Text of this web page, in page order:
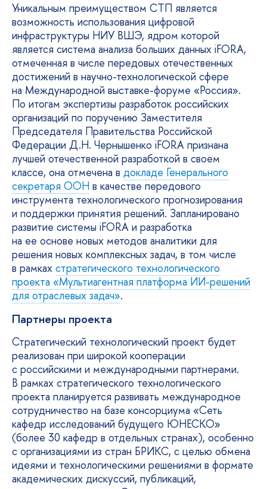
Уникальным преимуществом СТП является
возможность использования цифровой
инфраструктуры НИУ ВШЭ, ядром которой
является система анализа больших данных iFORA,
отмеченная в числе передовых отечественных
достижений в научно-технологической сфере
на Международной выставке-форуме «Россия».
По итогам экспертизы разработок российских
организаций по поручению Заместителя
Председателя Правительства Российской
Федерации Д.Н. Чернышенко iFORA признана
лучшей отечественной разработкой в своем
классе, она отмечена в докладе Генерального
секретаря ООН в качестве передового
инструмента технологического прогнозирования
и поддержки принятия решений. Запланировано
развитие системы iFORA и разработка
на ее основе новых методов аналитики для
решения новых комплексных задач, в том числе
в рамках стратегического технологического
проекта «Мультиагентная платформа ИИ-решений
для отраслевых задач».
Партнеры проекта
Стратегический технологический проект будет
реализован при широкой кооперации
с российскими и международными партнерами.
В рамках стратегического технологического
проекта планируется развивать международное
сотрудничество на базе консорциума «Сеть
кафедр исследований будущего ЮНЕСКО»
(более 30 кафедр в отдельных странах), особенно
с организациями из стран БРИКС, с целью обмена
идеями и технологическими решениями в формате
академических дискуссий, публикаций,